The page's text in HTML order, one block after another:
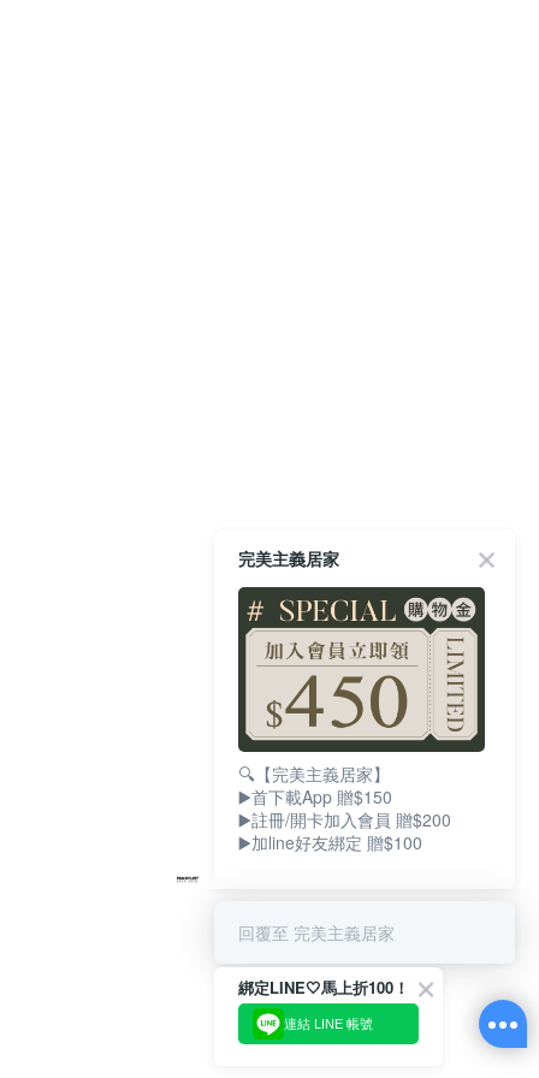
完美主義居家
🔍【完美主義居家】
▶️首下載App 贈$150
▶️註冊/開卡加入會員 贈$200
▶️加line好友綁定 贈$100
回覆至 完美主義居家
綁定LINE🤍馬上折100！
連結 LINE 帳號